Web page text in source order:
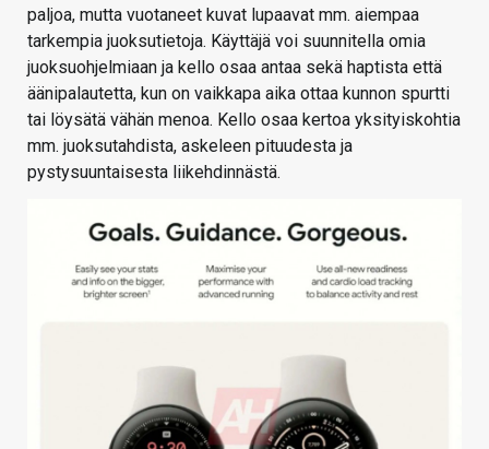
paljoa, mutta vuotaneet kuvat lupaavat mm. aiempaa
tarkempia juoksutietoja. Käyttäjä voi suunnitella omia
juoksuohjelmiaan ja kello osaa antaa sekä haptista että
äänipalautetta, kun on vaikkapa aika ottaa kunnon spurtti
tai löysätä vähän menoa. Kello osaa kertoa yksityiskohtia
mm. juoksutahdista, askeleen pituudesta ja
pystysuuntaisesta liikehdinnästä.